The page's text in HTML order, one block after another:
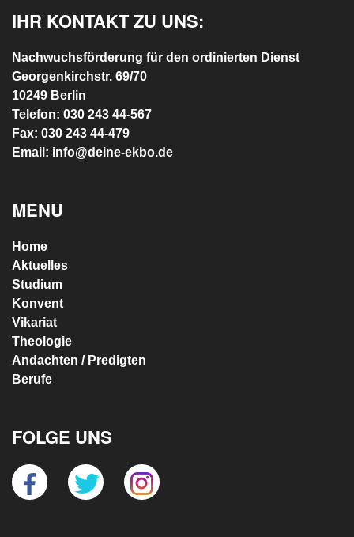
IHR KONTAKT ZU UNS:
Nachwuchsförderung für den ordinierten Dienst
Georgenkirchstr. 69/70
10249 Berlin
Telefon: 030 243 44-567
Fax: 030 243 44-479
Email: info@deine-ekbo.de
MENU
Home
Aktuelles
Studium
Konvent
Vikariat
Theologie
Andachten / Predigten
Berufe
FOLGE UNS